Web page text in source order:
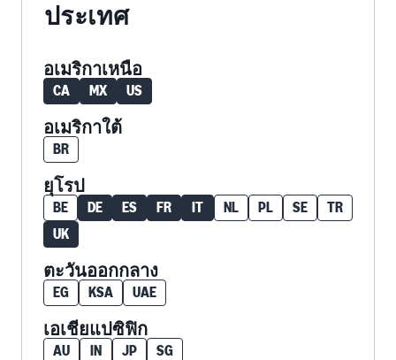
ประเทศ
อเมริกาเหนือ
CA MX US
อเมริกาใต้
BR
ยุโรป
BE DE ES FR IT NL PL SE
TR
UK
ตะวันออกกลาง
EG KSA UAE
เอเชียแปซิฟิก
AU IN JP SG